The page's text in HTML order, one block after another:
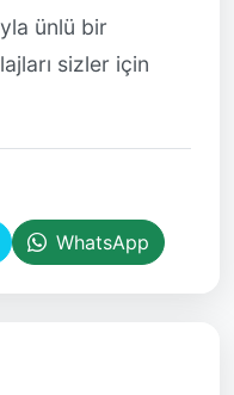
ünlü bir
sizler için
WhatsApp